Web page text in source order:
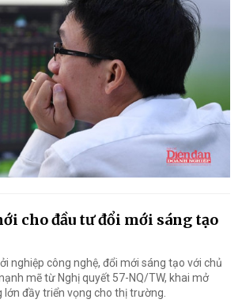
cho đầu tư đổi mới sáng tạo
nghiệp công nghệ, đổi mới sáng tạo với chủ
mẽ từ Nghị quyết 57-NQ/TW, khai mở
đầy triển vọng cho thị trường.